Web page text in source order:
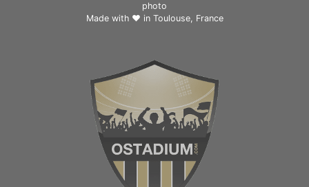
photo
Made with ❤ in Toulouse, France